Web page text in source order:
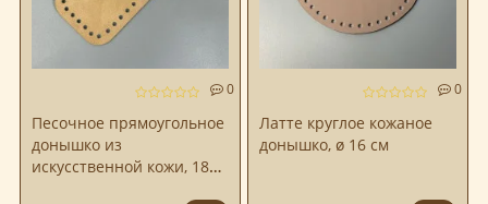
0
Песочное прямоугольное
донышко из
искусственной кожи, 18×8
0
Латте круглое кожаное
донышко, ø 16 см